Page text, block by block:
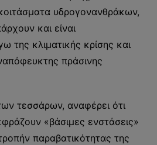
υδρογονανθράκων,
και είναι
της κλιματικής κρίσης και
πράσινης
τεσσάρων, αναφέρει ότι
«βάσιμες ενστάσεις»
παραβατικότητας της